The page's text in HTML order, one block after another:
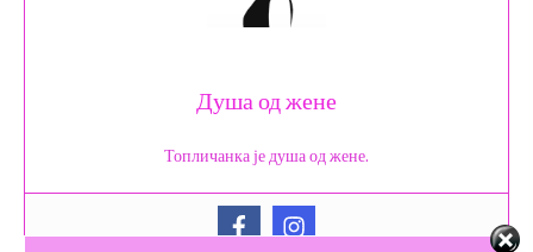
Душа од жене
Топличанка је душа од жене.